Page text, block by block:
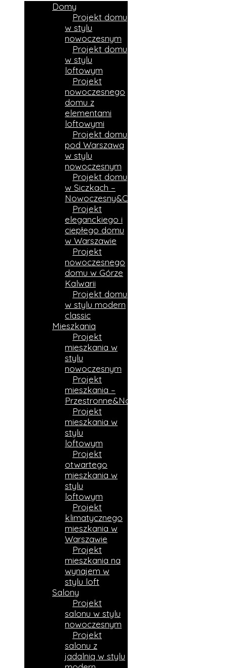
Domy
Projekt domu
w stylu
nowoczesnym
Projekt domu
w stylu
loftowym
Projekt
nowoczesnego
domu z
elementami
loftowymi
Projekt domu
pod Warszawą
w stylu
nowoczesnym
Projekt domu
w Siczkach –
Nowoczesny&Ciepły
Projekt
eleganckiego i
ciepłego domu
w Warszawie
Projekt
nowoczesnego
domu w Górze
Kalwarii
Projekt domu
w stylu modern
classic
Mieszkania
Projekt
mieszkania w
stylu
nowoczesnym
Projekt
mieszkania –
Przestronne&Nowoczesne
Projekt
mieszkania w
stylu
loftowym
Projekt
otwartego
mieszkania w
stylu
loftowym
Projekt
klimatycznego
mieszkania w
Warszawie
Projekt
mieszkania na
wynajem w
stylu loft
Salony
Projekt
salonu w stylu
nowoczesnym
Projekt
salonu z
jadalnią w stylu